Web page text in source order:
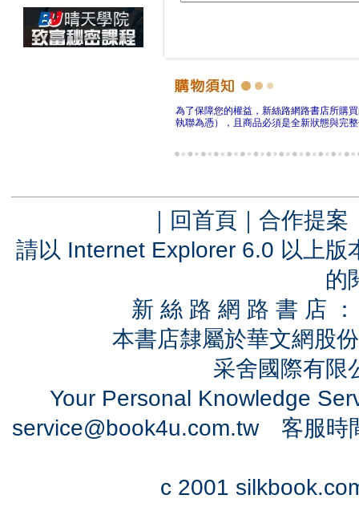
為了保障您的權益，新絲路網路書店所購
執聯為憑），且商品必須是全新狀態與完
｜ 回首頁 ｜ 合作提案
請以 Internet Explorer 6.0 以上
的
新 絲 路 網 路 書 店
本書店隸屬於華文網股
采舍國際有
Your Personal Knowledge
service@book4u.com.tw客服時
c 2001